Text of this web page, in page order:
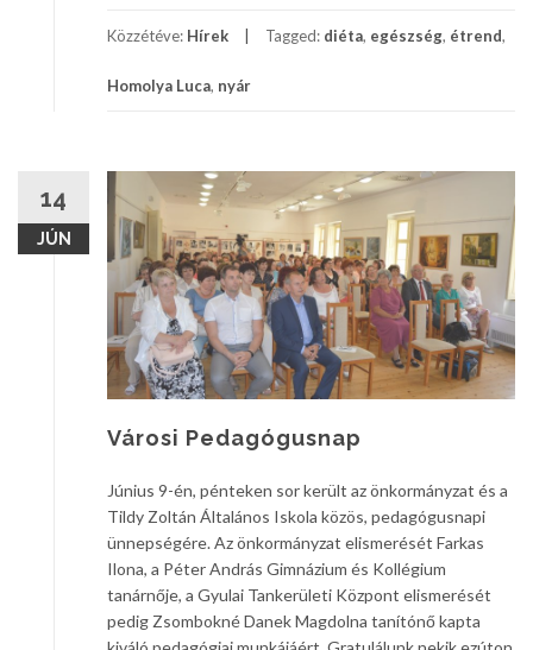
Közzétéve: Hírek Tagged: diéta, egészség, étrend,
Homolya Luca, nyár
14
JÚN
Városi Pedagógusnap
Június 9-én, pénteken sor került az önkormányzat és a
Tildy Zoltán Általános Iskola közös, pedagógusnapi
ünnepségére. Az önkormányzat elismerését Farkas
Ilona, a Péter András Gimnázium és Kollégium
tanárnője, a Gyulai Tankerületi Központ elismerését
pedig Zsombokné Danek Magdolna tanítónő kapta